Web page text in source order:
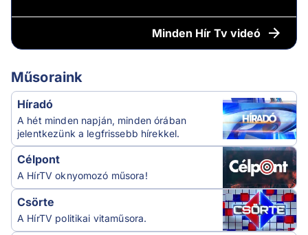
Minden Hír Tv videó
Műsoraink
Híradó
A hét minden napján, minden órában
jelentkezünk a legfrissebb hírekkel.
Célpont
A HírTV oknyomozó műsora!
Csörte
A HírTV politikai vitaműsora.